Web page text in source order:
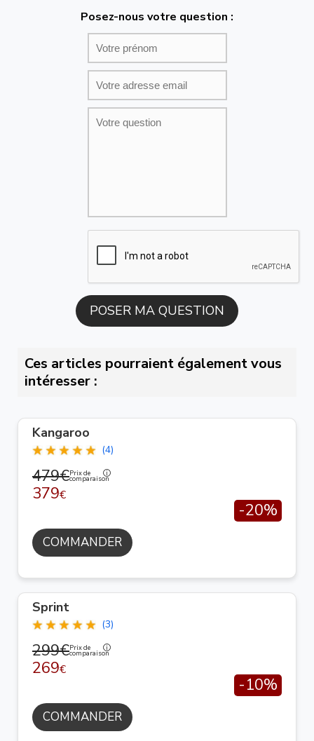
Posez-nous votre question :
Ces articles pourraient également vous
intéresser :
Kangaroo
(4)
479€Prix de
comparaison
379€
-20%
COMMANDER
Sprint
(3)
299€Prix de
comparaison
269€
-10%
COMMANDER